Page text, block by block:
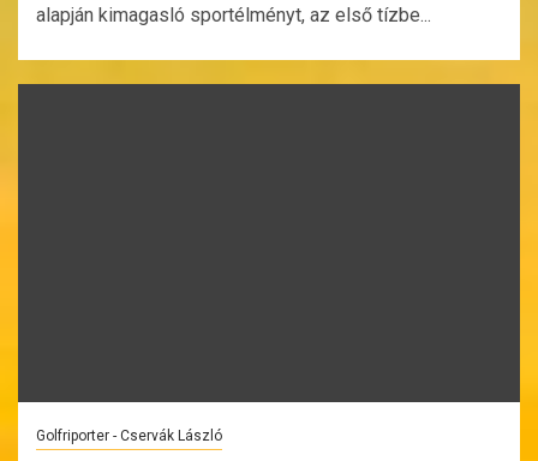
alapján kimagasló sportélményt, az első tízbe...
Golfriporter - Cservák László